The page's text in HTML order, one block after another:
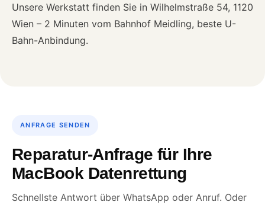
Unsere Werkstatt finden Sie in Wilhelmstraße 54, 1120
Wien – 2 Minuten vom Bahnhof Meidling, beste U-
Bahn-Anbindung.
ANFRAGE SENDEN
Reparatur-Anfrage für Ihre
MacBook Datenrettung
Schnellste Antwort über WhatsApp oder Anruf. Oder